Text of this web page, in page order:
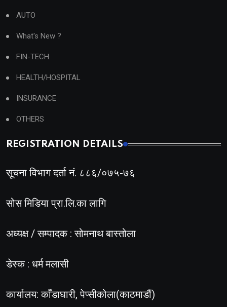
AUTO
What's New ?
FIN-TECH
HEALTH/HOSPITAL
INSURANCE
OTHERS
REGISTRATION DETAILS
सूचना विभाग दर्ता नं. ८८६/०७५-७६
सोस मिडिया प्रा.लि.का लागि
अध्यक्ष / सम्पादक : सोमनाथ बास्तोला
डेस्क : धर्म मलासी
कार्यालय: काँडाघारी, पेप्सीकोला(काठमाडौं)